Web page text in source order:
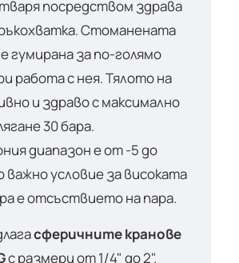
посредством здрава
Стоманената
гумирана за по-голямо
работа с нея. Тялото на
и здраво с максимално
30 бара.
диапазон е от -5 до
важно условие за високата
е отсъствието на пара.
сферичните кранове
с размери от 1/4" до 2".